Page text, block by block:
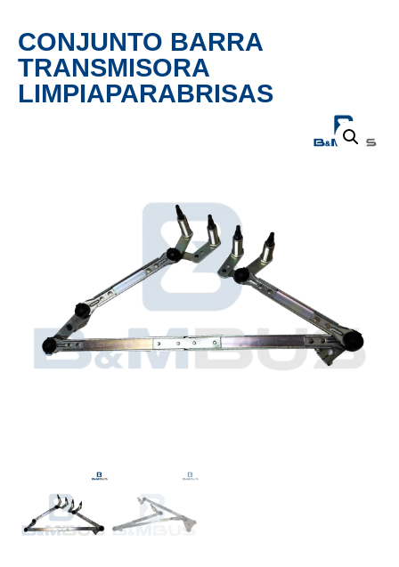
PRODUCTO
CONJUNTO BARRA
TRANSMISORA
LIMPIAPARABRISAS